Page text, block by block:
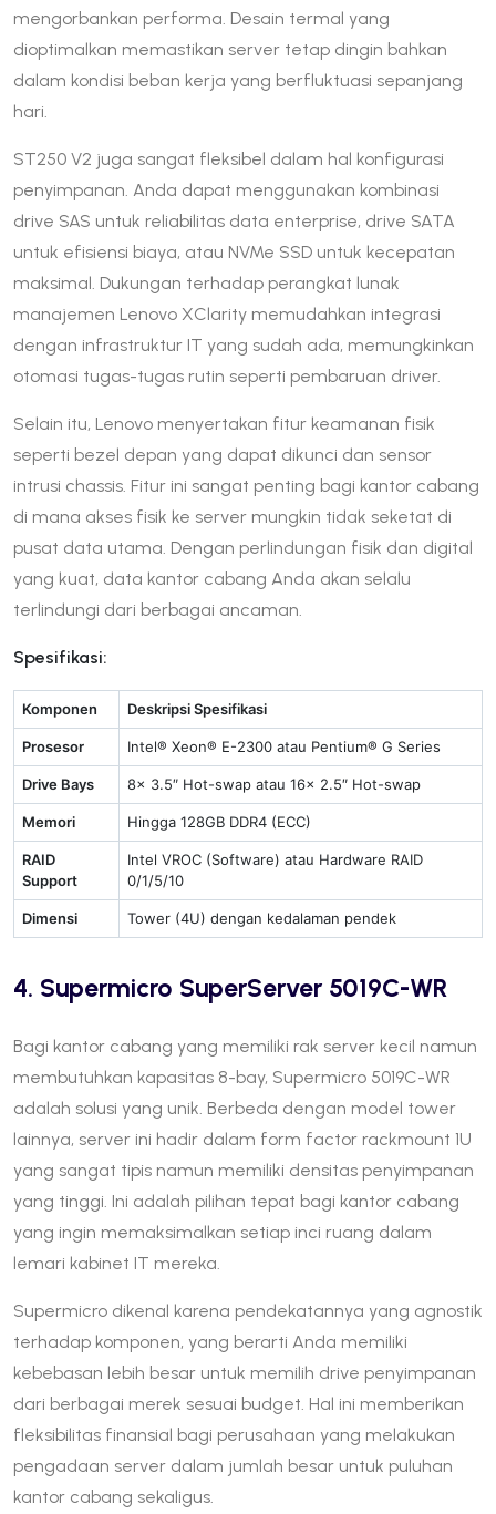
mengorbankan performa. Desain termal yang
dioptimalkan memastikan server tetap dingin bahkan
dalam kondisi beban kerja yang berfluktuasi sepanjang
hari.
ST250 V2 juga sangat fleksibel dalam hal konfigurasi
penyimpanan. Anda dapat menggunakan kombinasi
drive SAS untuk reliabilitas data enterprise, drive SATA
untuk efisiensi biaya, atau NVMe SSD untuk kecepatan
maksimal. Dukungan terhadap perangkat lunak
manajemen Lenovo XClarity memudahkan integrasi
dengan infrastruktur IT yang sudah ada, memungkinkan
otomasi tugas-tugas rutin seperti pembaruan driver.
Selain itu, Lenovo menyertakan fitur keamanan fisik
seperti bezel depan yang dapat dikunci dan sensor
intrusi chassis. Fitur ini sangat penting bagi kantor cabang
di mana akses fisik ke server mungkin tidak seketat di
pusat data utama. Dengan perlindungan fisik dan digital
yang kuat, data kantor cabang Anda akan selalu
terlindungi dari berbagai ancaman.
Spesifikasi:
Komponen Deskripsi Spesifikasi
Prosesor Intel® Xeon® E-2300 atau Pentium® G Series
Drive Bays 8x 3.5″ Hot-swap atau 16x 2.5″ Hot-swap
Memori Hingga 128GB DDR4 (ECC)
RAID
Support
Intel VROC (Software) atau Hardware RAID
0/1/5/10
Dimensi Tower (4U) dengan kedalaman pendek
4. Supermicro SuperServer 5019C-WR
Bagi kantor cabang yang memiliki rak server kecil namun
membutuhkan kapasitas 8-bay, Supermicro 5019C-WR
adalah solusi yang unik. Berbeda dengan model tower
lainnya, server ini hadir dalam form factor rackmount 1U
yang sangat tipis namun memiliki densitas penyimpanan
yang tinggi. Ini adalah pilihan tepat bagi kantor cabang
yang ingin memaksimalkan setiap inci ruang dalam
lemari kabinet IT mereka.
Supermicro dikenal karena pendekatannya yang agnostik
terhadap komponen, yang berarti Anda memiliki
kebebasan lebih besar untuk memilih drive penyimpanan
dari berbagai merek sesuai budget. Hal ini memberikan
fleksibilitas finansial bagi perusahaan yang melakukan
pengadaan server dalam jumlah besar untuk puluhan
kantor cabang sekaligus.